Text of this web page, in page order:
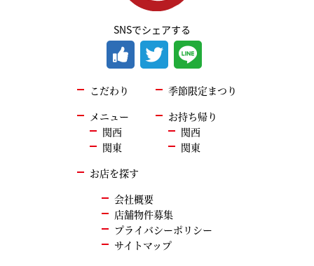
SNSでシェアする
こだわり
メニュー
関西
関東
お店を探す
季節限定まつり
お持ち帰り
関西
関東
会社概要
店舗物件募集
プライバシーポリシー
サイトマップ